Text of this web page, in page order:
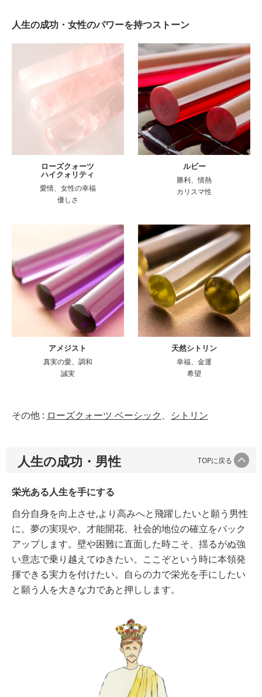
人生の成功・女性のパワーを持つストーン
ローズクォーツ
ハイクォリティ
愛情、女性の幸福
優しさ
ルビー
勝利、情熱
カリスマ性
アメジスト
真実の愛、調和
誠実
天然シトリン
幸福、金運
希望
その他 : ローズクォーツ ベーシック 、 シトリン
人生の成功・男性 TOPに戻る
栄光ある人生を手にする
自分自身を向上させ,より高みへと飛躍したいと願う男性
に。夢の実現や、才能開花、社会的地位の確立をバック
アップします。壁や困難に直面した時こそ、揺るがぬ強
い意志で乗り越えてゆきたい。ここぞという時に本領発
揮できる実力を付けたい。自らの力で栄光を手にしたい
と願う人を大きな力であと押しします。